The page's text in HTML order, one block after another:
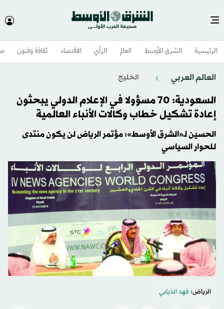
الرئيسية الشرق الأوسط​ العالم الرأي الاقتصاد ثقافة وفنون
العالم العربي الخليج
السعودية: 70 مسؤولا في الإعلام الدولي يبحثون
إعادة تشكيل خطاب وكالات الأنباء العالمية
الحسين لـ«الشرق الأوسط»: مؤتمر الرياض لن يكون منتدى
للحوار السياسي
الرياض: فهد الذيابي